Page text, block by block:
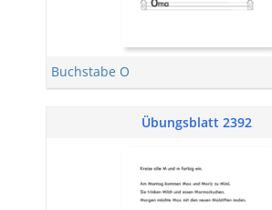
Buchstabe O
Übungsblatt 2392